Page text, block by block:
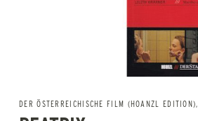
DER ÖSTERREICHISCHE FILM (HOANZL EDITION),